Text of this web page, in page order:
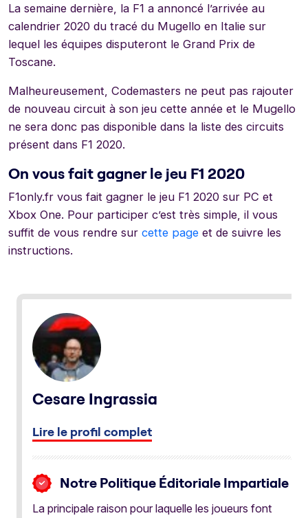
La semaine dernière, la F1 a annoncé l’arrivée au
calendrier 2020 du tracé du Mugello en Italie sur
lequel les équipes disputeront le Grand Prix de
Toscane.
Malheureusement, Codemasters ne peut pas rajouter
de nouveau circuit à son jeu cette année et le Mugello
ne sera donc pas disponible dans la liste des circuits
présent dans F1 2020.
On vous fait gagner le jeu F1 2020
F1only.fr vous fait gagner le jeu F1 2020 sur PC et
Xbox One. Pour participer c’est très simple, il vous
suffit de vous rendre sur cette page et de suivre les
instructions.
Cesare Ingrassia
Lire le profil complet
Notre Politique Éditoriale Impartiale
La principale raison pour laquelle les joueurs font